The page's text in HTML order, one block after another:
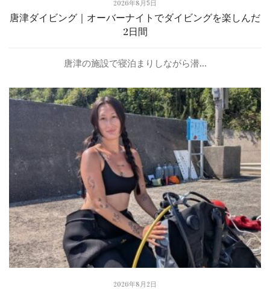
2026年8月5日
唐津ダイビング｜オーバーナイトでダイビングを楽しんだ
2日間
唐津の施設で寝泊まりしながら潜...
2026年8月2日